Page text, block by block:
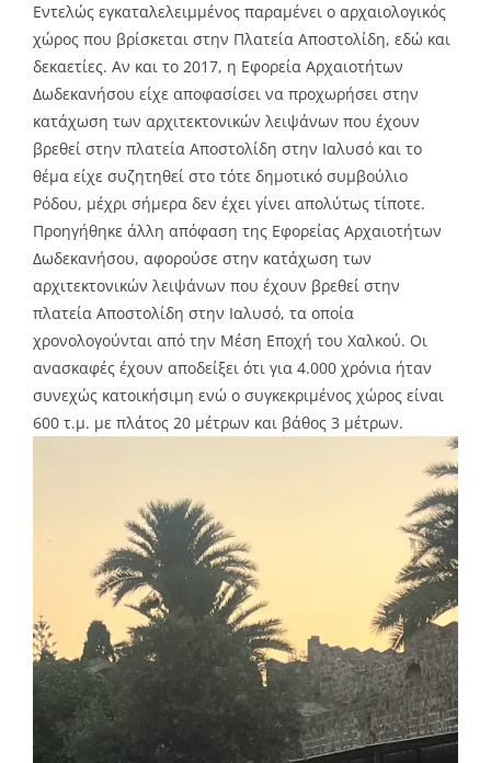
Εντελώς εγκαταλελειμμένος παραμένει ο αρχαιολογικός
χώρος που βρίσκεται στην Πλατεία Αποστολίδη, εδώ και
δεκαετίες. Αν και το 2017, η Εφορεία Αρχαιοτήτων
Δωδεκανήσου είχε αποφασίσει να προχωρήσει στην
κατάχωση των αρχιτεκτονικών λειψάνων που έχουν
βρεθεί στην πλατεία Αποστολίδη στην Ιαλυσό και το
θέμα είχε συζητηθεί στο τότε δημοτικό συμβούλιο
Ρόδου, μέχρι σήμερα δεν έχει γίνει απολύτως τίποτε.
Προηγήθηκε άλλη απόφαση της Εφορείας Αρχαιοτήτων
Δωδεκανήσου, αφορούσε στην κατάχωση των
αρχιτεκτονικών λειψάνων που έχουν βρεθεί στην
πλατεία Αποστολίδη στην Ιαλυσό, τα οποία
χρονολογούνται από την Μέση Εποχή του Χαλκού. Οι
ανασκαφές έχουν αποδείξει ότι για 4.000 χρόνια ήταν
συνεχώς κατοικήσιμη ενώ ο συγκεκριμένος χώρος είναι
600 τ.μ. με πλάτος 20 μέτρων και βάθος 3 μέτρων.